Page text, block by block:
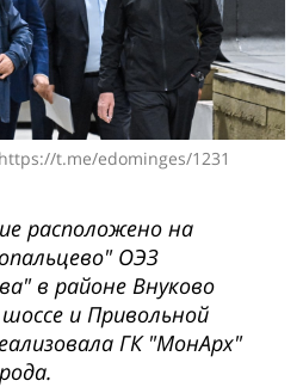
t.me/edominges/1231
расположено на
ОЭЗ
в районе Внуково
и Привольной
ГК "МонАрх"